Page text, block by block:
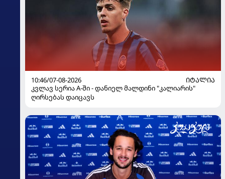
10:46/07-08-2026
ᲘᲢᲐᲚᲘᲐ
კვლავ სერია A-ში - დანიელ მალდინი "კალიარის"
ღირსებას დაიცავს